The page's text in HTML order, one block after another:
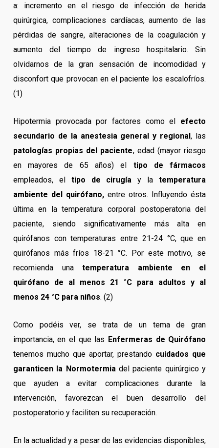
a: incremento en el riesgo de infección de herida
quirúrgica, complicaciones cardíacas, aumento de las
pérdidas de sangre, alteraciones de la coagulación y
aumento del tiempo de ingreso hospitalario. Sin
olvidarnos de la gran sensación de incomodidad y
disconfort que provocan en el paciente los escalofríos.
(1)
Hipotermia provocada por factores como el efecto
secundario de la anestesia general y regional, las
patologías propias del paciente, edad (mayor riesgo
en mayores de 65 años) el tipo de fármacos
empleados, el tipo de cirugía y latemperatura
ambiente del quirófano,entre otros. Influyendo ésta
última en la temperatura corporal postoperatoria del
paciente, siendo significativamente más alta en
quirófanos con temperaturas entre 21-24 °C, que en
quirófanos más fríos 18-21 °C. Por este motivo, se
recomienda unatemperatura ambiente en el
quirófano de al menos 21 °C para adultos y al
menos 24 °C para niños. (2)
Como podéis ver, se trata de un tema de gran
importancia, en el que las Enfermeras de Quirófano
tenemos mucho que aportar, prestando cuidados que
garanticen la Normotermiadel paciente quirúrgico y
que ayuden a evitar complicaciones durante la
intervención, favorezcan el buen desarrollo del
postoperatorio y faciliten su recuperación.
En la actualidad y a pesar de las evidencias disponibles,